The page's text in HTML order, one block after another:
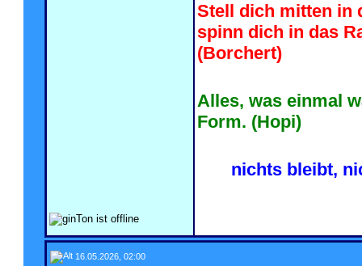
Stell dich mitten in
spinn dich in das
(Borchert)
Alles, was einmal
Form. (Hopi)
nichts bleibt,
16.05.2026, 02:00